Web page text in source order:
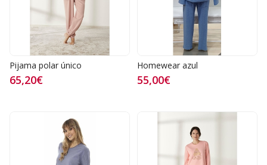
Pijama polar único
65,20€
Homewear azul
55,00€